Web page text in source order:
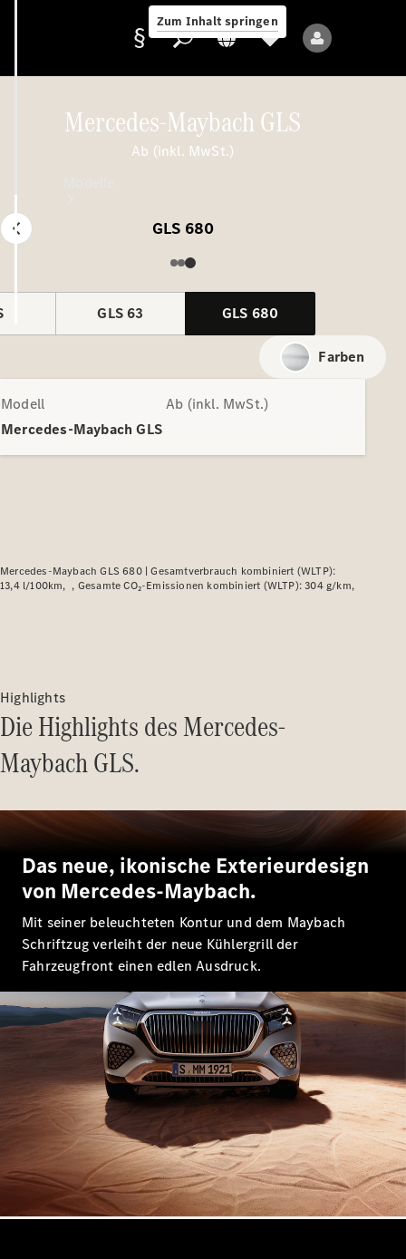
Zum Inhalt springen
Anbieter/Datenschutz
Plug-in-Hybrid Modelle
Alle
Limousine
Limousine
Elektrisch
Limousine
E-Klasse
Limousine
S-Klasse
S-Klasse
Lang
Mercedes-
Maybach S-
Klasse
Konfigurator
Mercedes-
Benz Store
Alle SUVs
EQA
Elektrisch
Mercedes-Maybach GLS
Ab (inkl. MwSt.)
GLS 680
GLS 63 GLS 680
Farben
Modell
Mercedes-Maybach GLS
Ab (inkl. MwSt.)
Mercedes-Maybach GLS 680 |Gesamtverbrauch kombiniert (WLTP):
13,4 l/100km
Gesamte CO₂-Emissionen kombiniert (WLTP): 304 g/km
Highlights
Die Highlights des Mercedes-
Maybach GLS.
Das neue, ikonische Exterieurdesign
von Mercedes-Maybach.
Mit seiner beleuchteten Kontur und dem Maybach
Schriftzug verleiht der neue Kühlergrill der
Fahrzeugfront einen edlen Ausdruck.